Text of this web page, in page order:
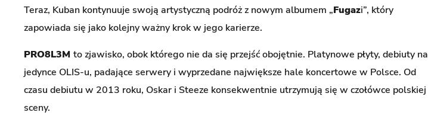
Teraz, Kuban kontynuuje swoją artystyczną podróż z nowym albumem „Fugazi”, który
zapowiada się jako kolejny ważny krok w jego karierze.
PRO8L3M to zjawisko, obok którego nie da się przejść obojętnie. Platynowe płyty, debiuty na
jedynce OLIS-u, padające serwery i wyprzedane największe hale koncertowe w Polsce. Od
czasu debiutu w 2013 roku, Oskar i Steeze konsekwentnie utrzymują się w czołówce polskiej
sceny.